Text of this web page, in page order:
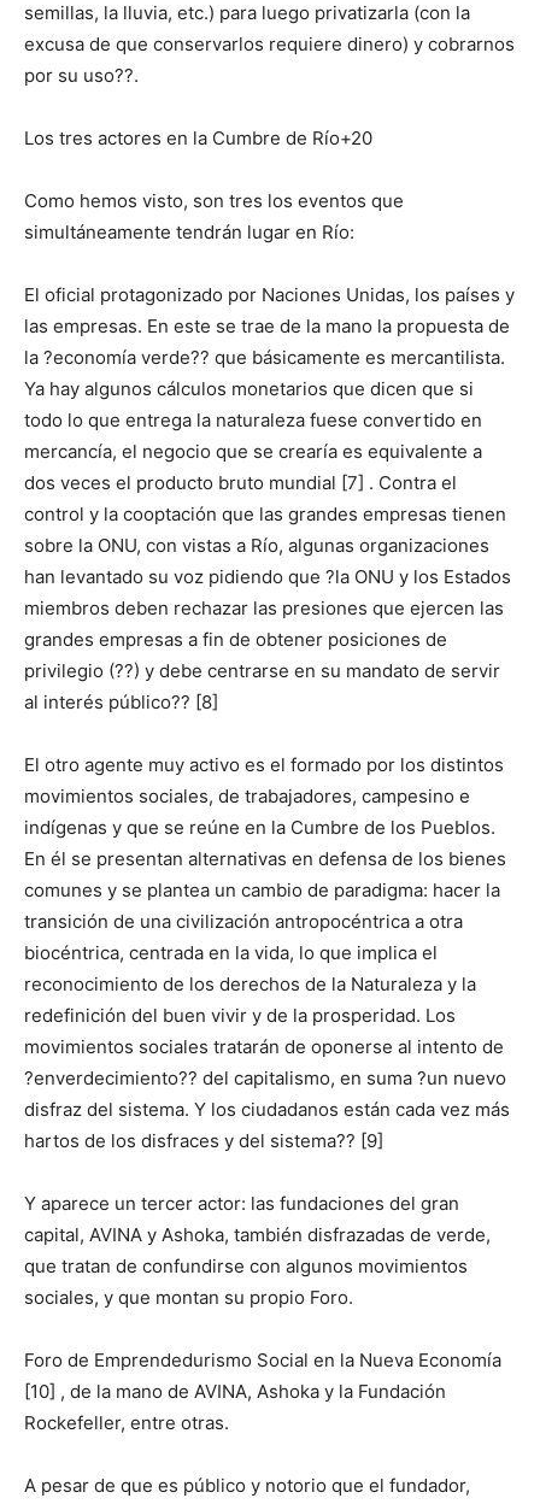
semillas, la lluvia, etc.) para luego privatizarla (con la
excusa de que conservarlos requiere dinero) y cobrarnos
por su uso??.
Los tres actores en la Cumbre de Río+20
Como hemos visto, son tres los eventos que
simultáneamente tendrán lugar en Río:
El oficial protagonizado por Naciones Unidas, los países y
las empresas. En este se trae de la mano la propuesta de
la ?economía verde?? que básicamente es mercantilista.
Ya hay algunos cálculos monetarios que dicen que si
todo lo que entrega la naturaleza fuese convertido en
mercancía, el negocio que se crearía es equivalente a
dos veces el producto bruto mundial [7] . Contra el
control y la cooptación que las grandes empresas tienen
sobre la ONU, con vistas a Río, algunas organizaciones
han levantado su voz pidiendo que ?la ONU y los Estados
miembros deben rechazar las presiones que ejercen las
grandes empresas a fin de obtener posiciones de
privilegio (??) y debe centrarse en su mandato de servir
al interés público?? [8]
El otro agente muy activo es el formado por los distintos
movimientos sociales, de trabajadores, campesino e
indígenas y que se reúne en la Cumbre de los Pueblos.
En él se presentan alternativas en defensa de los bienes
comunes y se plantea un cambio de paradigma: hacer la
transición de una civilización antropocéntrica a otra
biocéntrica, centrada en la vida, lo que implica el
reconocimiento de los derechos de la Naturaleza y la
redefinición del buen vivir y de la prosperidad. Los
movimientos sociales tratarán de oponerse al intento de
?enverdecimiento?? del capitalismo, en suma ?un nuevo
disfraz del sistema. Y los ciudadanos están cada vez más
hartos de los disfraces y del sistema?? [9]
Y aparece un tercer actor: las fundaciones del gran
capital, AVINA y Ashoka, también disfrazadas de verde,
que tratan de confundirse con algunos movimientos
sociales, y que montan su propio Foro.
Foro de Emprendedurismo Social en la Nueva Economía
[10] , de la mano de AVINA, Ashoka y la Fundación
Rockefeller, entre otras.
A pesar de que es público y notorio que el fundador,